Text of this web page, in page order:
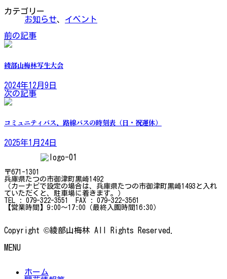
カテゴリー
お知らせ、 イベント
前の記事
綾部山梅林写生大会
2024年12月9日
次の記事
コミュニティバス、路線バスの時刻表（日・祝運休）
2025年1月24日
〒671-1301
兵庫県たつの市御津町黒崎1492
（カーナビで設定の場合は、兵庫県たつの市御津町黒崎1493と入れ
ていただくと、駐車場に着きます。）
TEL : 079-322-3551 FAX : 079-322-3561
【営業時間】9:00～17:00（最終入園時間16:30）
Copyright ©綾部山梅林 All Rights Reserved.
MENU
ホーム